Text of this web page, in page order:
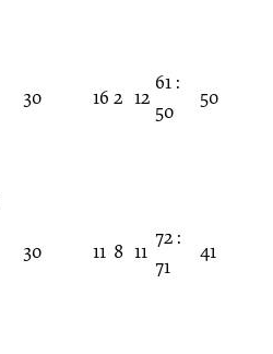
30
16 2 12
61 :
50
50
30 11 8 11
72 :
71
41